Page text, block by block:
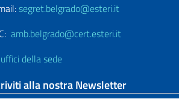
segret.belgrado@esteri.it
amb.belgrado@cert.esteri.it
della sede
alla nostra Newsletter